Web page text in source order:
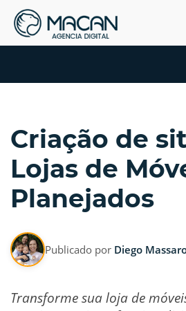
Criação de
Lojas de
Planejados
Publicado por Diego
Transforme sua loja de